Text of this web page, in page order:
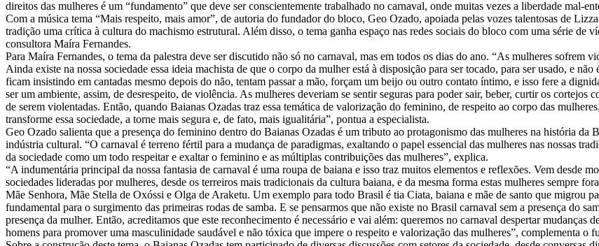
direitos das mulheres é um “fundamento” que deve ser conscientemente trabalhado no carnaval, onde muitas vezes a liberdade mal-
Com a música tema “Mais respeito, mais amor”, de autoria do fundador do bloco, Geo Ozado, apoiada pelas vozes talentosas de
tradição uma crítica à cultura do machismo estrutural. Além disso, o tema ganha espaço nas redes sociais do bloco com uma série de
consultora Maíra Fernandes.
Para Maíra Fernandes, o tema da palestra deve ser discutido não só no carnaval, mas em todos os dias do ano. “As mulheres sofrem
Ainda existe na nossa sociedade essa ideia machista de que o corpo da mulher está à disposição para ser tocado, para ser usado, e
ficam insistindo em cantadas mesmo depois do não, tentam passar a mão, forçam um beijo ou outro contato íntimo, e isso fere a
ser um ambiente, assim, de desrespeito, de violência. As mulheres deveriam se sentir seguras para poder sair, beber, curtir os cortejos
de serem violentadas. Então, quando Baianas Ozadas traz essa temática de valorização do feminino, de respeito ao corpo das
transforme essa sociedade, a torne mais segura e, de fato, mais igualitária”, pontua a especialista.
Geo Ozado salienta que a presença do feminino dentro do Baianas Ozadas é um tributo ao protagonismo das mulheres na história da
indústria cultural. “O carnaval é terreno fértil para a mudança de paradigmas, exaltando o papel essencial das mulheres nas nossas
da sociedade como um todo respeitar e exaltar o feminino e as múltiplas contribuições das mulheres”, explica.
“A indumentária principal da nossa fantasia de carnaval é uma roupa de baiana e isso traz muitos elementos e reflexões. Vem desde
sociedades lideradas por mulheres, desde os terreiros mais tradicionais da cultura baiana, e da mesma forma estas mulheres sempre
Mãe Senhora, Mãe Stella de Oxóssi e Olga de Araketu. Um exemplo para todo Brasil é tia Ciata, baiana e mãe de santo que migrou
fundamental para o surgimento das primeiras rodas de samba. E se pensarmos que não existe no Brasil carnaval sem a presença do
presença da mulher. Então, acreditamos que este reconhecimento é necessário e vai além: queremos no carnaval despertar mudanças
homens para promover uma masculinidade saudável e não tóxica que impere o respeito e valorização das mulheres”, complementa o